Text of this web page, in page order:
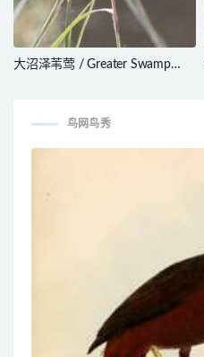
大沼泽苇莺 / Greater Swamp
鸟网鸟秀